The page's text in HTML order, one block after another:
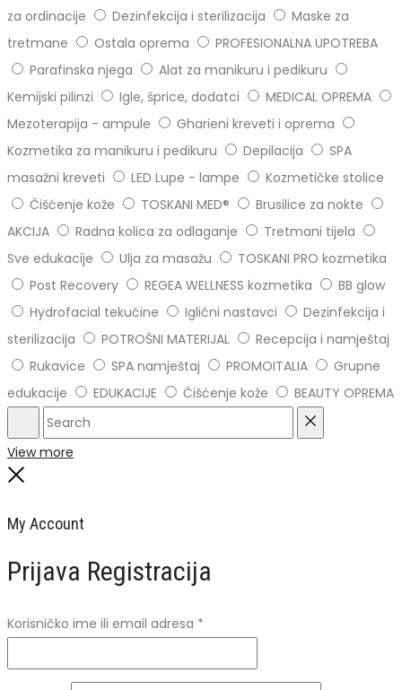
za ordinacije
Dezinfekcija i sterilizacija
Maske za
tretmane
Ostala oprema
PROFESIONALNA UPOTREBA
Parafinska njega
Alat za manikuru i pedikuru
Kemijski pilinzi
Igle, šprice, dodatci
MEDICAL OPREMA
Mezoterapija - ampule
Gharieni kreveti i oprema
Kozmetika za manikuru i pedikuru
Depilacija
SPA
masažni kreveti
LED Lupe - lampe
Kozmetičke stolice
Čišćenje kože
TOSKANI MED®️
Brusilice za nokte
AKCIJA
Radna kolica za odlaganje
Tretmani tijela
Sve edukacije
Ulja za masažu
TOSKANI PRO kozmetika
Post Recovery
REGEA WELLNESS kozmetika
BB glow
Hydrofacial tekućine
Iglični nastavci
Dezinfekcija i
sterilizacija
POTROŠNI MATERIJAL
Recepcija i namještaj
Rukavice
SPA namještaj PROMOITALIA
Grupne
edukacije
EDUKACIJE Čišćenje kože BEAUTY OPREMA
Search
View more
My Account
Prijava Registracija
Korisničko ime ili email adresa *